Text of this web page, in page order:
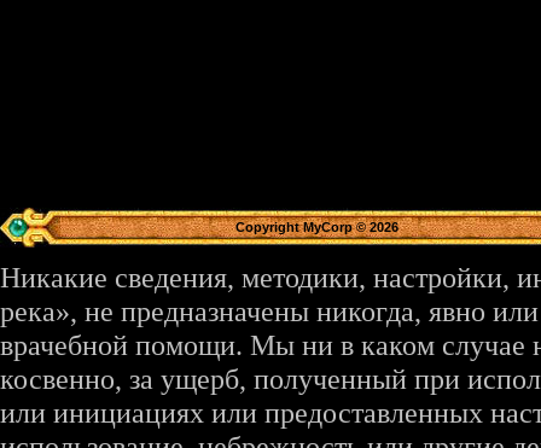
Copyright MyCorp © 2026
Никакие сведения, методики, настройки,
река», не предназначены никогда, явно
врачебной помощи. Мы ни в каком случае
косвенно, за ущерб, полученный при
или инициациях или предоставленных